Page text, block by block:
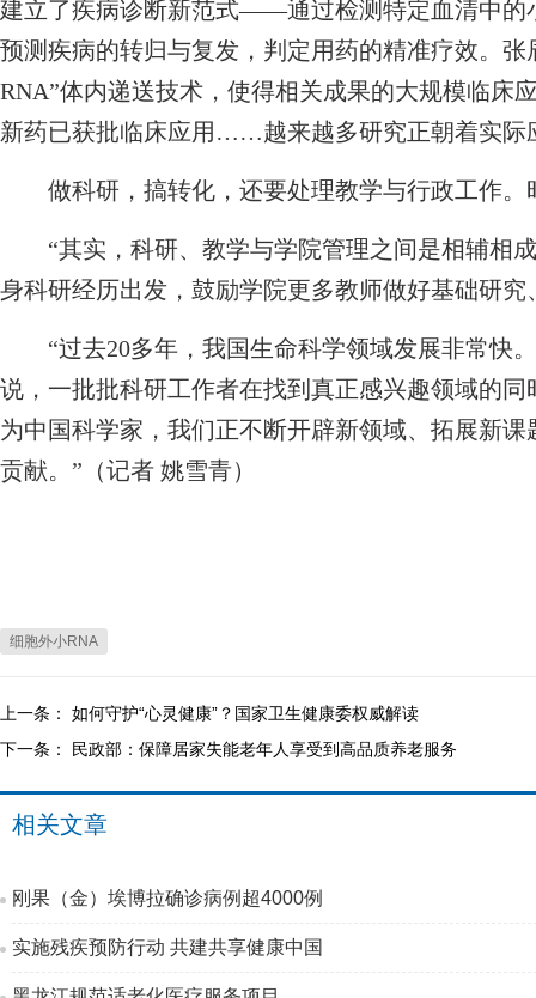
建立了疾病诊断新范式——通过检测特定血清中的
预测疾病的转归与复发，判定用药的精准疗效。
RNA”体内递送技术，使得相关成果的大规模临床
新药已获批临床应用……越来越多研究正朝着实际
做科研，搞转化，还要处理教学与行政工作。
“其实，科研、教学与学院管理之间是相辅相成
身科研经历出发，鼓励学院更多教师做好基础研
“过去20多年，我国生命科学领域发展非常快
说，一批批科研工作者在找到真正感兴趣领域的
为中国科学家，我们正不断开辟新领域、拓展新
贡献。”（记者 姚雪青）
细胞外小RNA
上一条： 如何守护“心灵健康”？国家卫生健康委权威解读
下一条：
民政部：保障居家失能老年人享受到高品质养老服务
相关文章
刚果（金）埃博拉确诊病例超4000例
实施残疾预防行动 共建共享健康中国